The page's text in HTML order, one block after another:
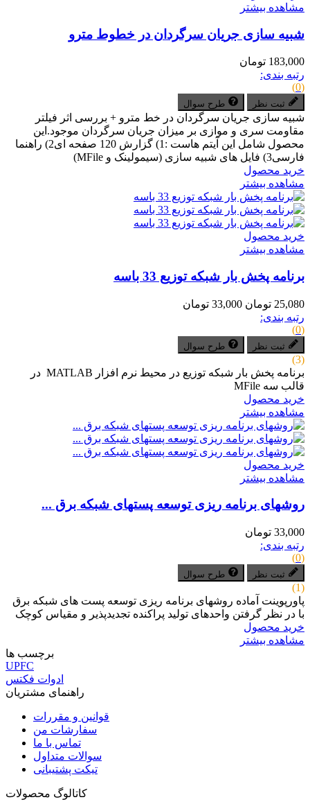
مشاهده بیشتر
شبیه سازی جریان سرگردان در خطوط مترو
183,000 تومان
رتبه بندی:
(0)
ثبت نظر طرح سوال
شبیه سازی جریان سرگردان در خط مترو + بررسی اثر فیلتر
مقاومت سری و موازی بر میزان جریان سرگردان موجود.این
محصول شامل این آیتم هاست :1) گزارش 120 صفحه ای2) راهنما
فارسی3) فایل های شبیه سازی (سیمولینک و MFile)
خرید محصول
مشاهده بیشتر
خرید محصول
مشاهده بیشتر
برنامه پخش بار شبکه توزیع 33 باسه
25,080 تومان
33,000 تومان
رتبه بندی:
(0)
ثبت نظر طرح سوال
(3)
برنامه پخش بار شبکه توزیع در محیط نرم افزار MATLAB در
قالب سه MFile
خرید محصول
مشاهده بیشتر
خرید محصول
مشاهده بیشتر
روش­های برنامه ­ریزی توسعه پست­های شبکه برق ...
33,000 تومان
رتبه بندی:
(0)
ثبت نظر طرح سوال
(1)
پاورپوینت آماده روش­های برنامه­ ریزی توسعه پست­ های شبکه برق
با در نظر گرفتن واحدهای تولید پراکنده تجدیدپذیر و مقیاس کوچک
خرید محصول
مشاهده بیشتر
برچسب ها
UPFC
ادوات فکتس
راهنمای مشتریان
قوانین و مقررات
سفارشات من
تماس با ما
سوالات متداول
تیکت پشتیبانی
کاتالوگ محصولات